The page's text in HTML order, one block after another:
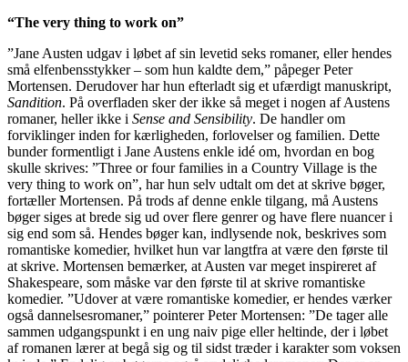
“The very thing to work on”
”Jane Austen udgav i løbet af sin levetid seks romaner, eller hendes
små elfenbensstykker – som hun kaldte dem,” påpeger Peter
Mortensen. Derudover har hun efterladt sig et ufærdigt manuskript,
Sandition. På overfladen sker der ikke så meget i nogen af Austens
romaner, heller ikke i Sense and Sensibility. De handler om
forviklinger inden for kærligheden, forlovelser og familien. Dette
bunder formentligt i Jane Austens enkle idé om, hvordan en bog
skulle skrives: ”Three or four families in a Country Village is the
very thing to work on”, har hun selv udtalt om det at skrive bøger,
fortæller Mortensen. På trods af denne enkle tilgang, må Austens
bøger siges at brede sig ud over flere genrer og have flere nuancer i
sig end som så. Hendes bøger kan, indlysende nok, beskrives som
romantiske komedier, hvilket hun var langtfra at være den første til
at skrive. Mortensen bemærker, at Austen var meget inspireret af
Shakespeare, som måske var den første til at skrive romantiske
komedier. ”Udover at være romantiske komedier, er hendes værker
også dannelsesromaner,” pointerer Peter Mortensen: ”De tager alle
sammen udgangspunkt i en ung naiv pige eller heltinde, der i løbet
af romanen lærer at begå sig og til sidst træder i karakter som voksen